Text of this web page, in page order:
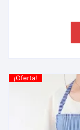
¡Oferta!